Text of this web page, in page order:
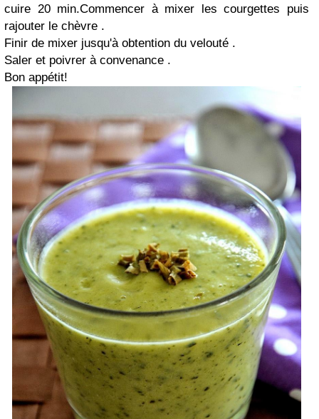
cuire 20 min.Commencer à mixer les courgettes puis
rajouter le chèvre .
Finir de mixer jusqu'à obtention du velouté .
Saler et poivrer à convenance .
Bon appétit!